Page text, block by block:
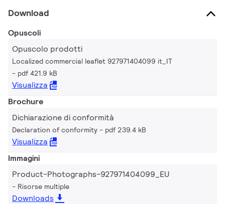
Download
Opuscoli
Opuscolo prodotti
Localized commercial leaflet 927971404099 it_IT
pdf 421.9 kB
Visualizza
Brochure
Dichiarazione di conformità
Declaration of conformity pdf 239.4 kB
Visualizza
Immagini
Product-Photographs-927971404099_EU
Risorse multiple
Downloads